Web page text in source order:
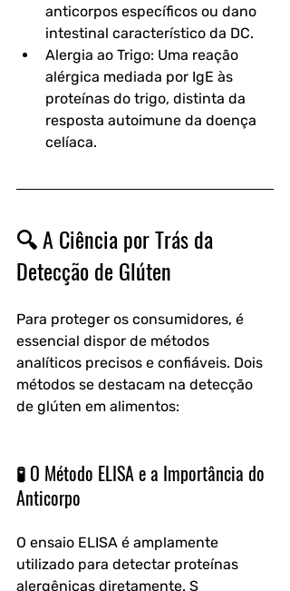
anticorpos específicos ou dano
intestinal característico da DC.
Alergia ao Trigo: Uma reação
alérgica mediada por IgE às
proteínas do trigo, distinta da
resposta autoimune da doença
celíaca.
🔍 A Ciência por Trás da
Detecção de Glúten
Para proteger os consumidores, é
essencial dispor de métodos
analíticos precisos e confiáveis. Dois
métodos se destacam na detecção
de glúten em alimentos:
🧪 O Método ELISA e a Importância do
Anticorpo
O ensaio ELISA é amplamente
utilizado para detectar proteínas
alergênicas diretamente. S